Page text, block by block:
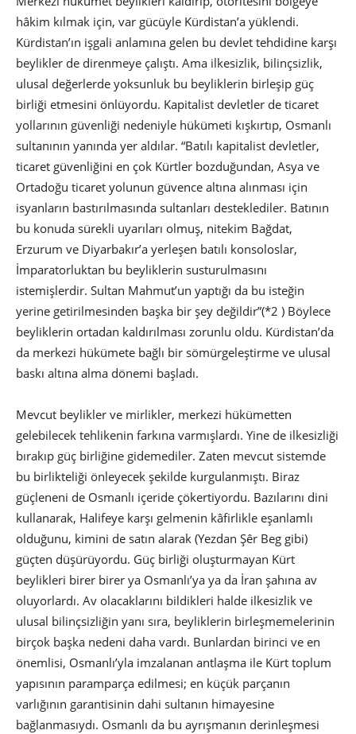
hâkim kılmak için, var gücüyle Kürdistan’a yüklendi.
Kürdistan’ın işgali anlamına gelen bu devlet tehdidine karşı
beylikler de direnmeye çalıştı. Ama ilkesizlik, bilinçsizlik,
ulusal değerlerde yoksunluk bu beyliklerin birleşip güç
birliği etmesini önlüyordu. Kapitalist devletler de ticaret
yollarının güvenliği nedeniyle hükümeti kışkırtıp, Osmanlı
sultanının yanında yer aldılar. “Batılı kapitalist devletler,
ticaret güvenliğini en çok Kürtler bozduğundan, Asya ve
Ortadoğu ticaret yolunun güvence altına alınması için
isyanların bastırılmasında sultanları desteklediler. Batının
bu konuda sürekli uyarıları olmuş, nitekim Bağdat,
Erzurum ve Diyarbakır’a yerleşen batılı konsoloslar,
İmparatorluktan bu beyliklerin susturulmasını
istemişlerdir. Sultan Mahmut’un yaptığı da bu isteğin
yerine getirilmesinden başka bir şey değildir”(*2 ) Böylece
beyliklerin ortadan kaldırılması zorunlu oldu. Kürdistan’da
da merkezi hükümete bağlı bir sömürgeleştirme ve ulusal
baskı altına alma dönemi başladı.
Mevcut beylikler ve mirlikler, merkezi hükümetten
gelebilecek tehlikenin farkına varmışlardı. Yine de ilkesizliği
bırakıp güç birliğine gidemediler. Zaten mevcut sistemde
bu birlikteliği önleyecek şekilde kurgulanmıştı. Biraz
güçleneni de Osmanlı içeride çökertiyordu. Bazılarını dini
kullanarak, Halifeye karşı gelmenin kâfirlikle eşanlamlı
olduğunu, kimini de satın alarak (Yezdan Şêr Beg gibi)
güçten düşürüyordu. Güç birliği oluşturmayan Kürt
beylikleri birer birer ya Osmanlı’ya ya da İran şahına av
oluyorlardı. Av olacaklarını bildikleri halde ilkesizlik ve
ulusal bilinçsizliğin yanı sıra, beyliklerin birleşmemelerinin
birçok başka nedeni daha vardı. Bunlardan birinci ve en
önemlisi, Osmanlı’yla imzalanan antlaşma ile Kürt toplum
yapısının paramparça edilmesi; en küçük parçanın
varlığının garantisinin dahi sultanın himayesine
bağlanmasıydı. Osmanlı da bu ayrışmanın derinleşmesi